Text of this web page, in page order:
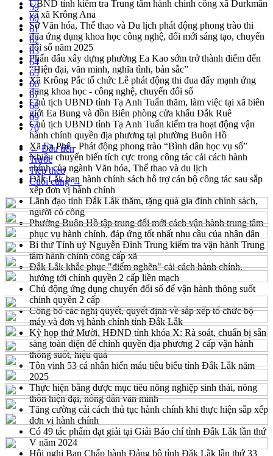
UBND tỉnh kiểm tra Trung tâm hành chính công xã Durkmăn
và xã Krông Ana
Sở Văn hóa, Thể thao và Du lịch phát động phong trào thi
đua ứng dụng khoa học công nghệ, đổi mới sáng tạo, chuyển
đổi số năm 2025
Phấn đấu xây dựng phường Ea Kao sớm trở thành điểm đến
“Hiện đại, văn minh, nghĩa tình, bản sắc”
Xã Krông Pắc tổ chức Lễ phát động thi đua đẩy mạnh ứng
dụng khoa học - công nghệ, chuyển đổi số
Chủ tịch UBND tỉnh Tạ Anh Tuấn thăm, làm việc tại xã biên
giới Ea Bung và đồn Biên phòng cửa khẩu Đắk Ruê
Chủ tịch UBND tỉnh Tạ Anh Tuấn kiểm tra hoạt động vận
hành chính quyền địa phương tại phường Buôn Hồ
Xã Ea Phê - Phát động phong trào “Bình dân học vụ số”
Nhiều chuyển biến tích cực trong công tác cải cách hành
chính của ngành Văn hóa, Thể thao và du lịch
Đắk Lắk ban hành chính sách hỗ trợ cán bộ công tác sau sắp
xếp đơn vị hành chính
Lãnh đạo tỉnh Đắk Lắk thăm, tặng quà gia đình chính sách,
người có công
Phường Buôn Hồ tập trung đổi mới cách vận hành trung tâm
phục vụ hành chính, đáp ứng tốt nhất nhu cầu của nhân dân
Bí thư Tỉnh uỷ Nguyễn Đình Trung kiểm tra vận hành Trung
tâm hành chính công cấp xã
Đắk Lắk khắc phục "điểm nghẽn" cải cách hành chính,
hướng tới chính quyền 2 cấp liền mạch
Chủ động ứng dụng chuyển đổi số để vận hành thông suốt
chính quyền 2 cấp
Công bố các nghị quyết, quyết định về sắp xếp tổ chức bộ
máy và đơn vị hành chính tỉnh Đắk Lắk
Kỳ họp thứ Mười, HĐND tỉnh khóa X: Rà soát, chuẩn bị sẵn
sàng toàn diện để chính quyền địa phương 2 cấp vận hành
thông suốt, hiệu quả
Tôn vinh 53 cá nhân hiến máu tiêu biểu tỉnh Đắk Lắk năm
2025
Thực hiện bằng được mục tiêu nông nghiệp sinh thái, nông
thôn hiện đại, nông dân văn minh
Tăng cường cải cách thủ tục hành chính khi thực hiện sắp xếp
đơn vị hành chính
Có 49 tác phẩm đạt giải tại Giải Báo chí tỉnh Đắk Lắk lần thứ
V năm 2024
Hội nghị Ban Chấp hành Đảng bộ tỉnh Đắk Lắk lần thứ 33
59
60
61
62
63
64
65
66
67
68
69
70
← Đầu tiên
Trước
Tiếp theo
Cuối cùng →